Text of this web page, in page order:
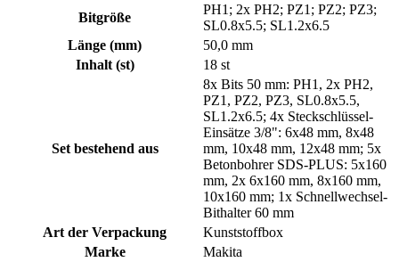
Bitgröße
PH1; 2x PH2; PZ1; PZ2; PZ3;
SL0.8x5.5; SL1.2x6.5
Länge (mm)
50,0 mm
Inhalt (st)
18 st
Set bestehend aus
8x Bits 50 mm: PH1, 2x PH2,
PZ1, PZ2, PZ3, SL0.8x5.5,
SL1.2x6.5; 4x Steckschlüssel-
Einsätze 3/8": 6x48 mm, 8x48
mm, 10x48 mm, 12x48 mm; 5x
Betonbohrer SDS-PLUS: 5x160
mm, 2x 6x160 mm, 8x160 mm,
10x160 mm; 1x Schnellwechsel-
Bithalter 60 mm
Art der Verpackung
Kunststoffbox
Marke
Makita